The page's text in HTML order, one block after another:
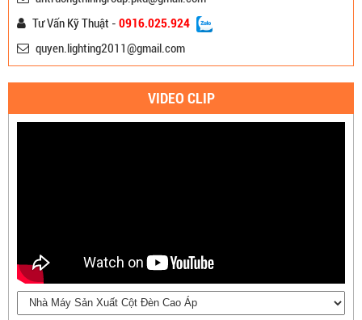
Tư Vấn Kỹ Thuật - 0916.025.924
quyen.lighting2011@gmail.com
VIDEO CLIP